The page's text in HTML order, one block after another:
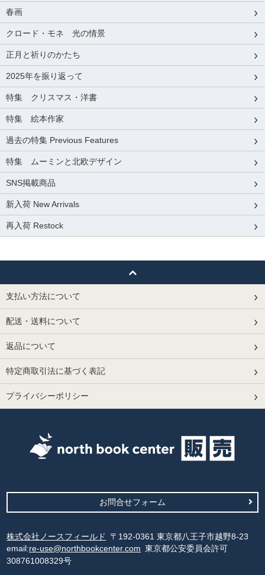
春画
クロード・モネ 光の情景
正月と祈りのかたち
2025年を振り返って
特集 クリスマス・洋書
特集 絵本作家
過去の特集 Previous Features
特集 ムーミンと北欧デザイン
SNS掲載商品
新入荷 New Arrivals
再入荷 Restock
支払い方法について
配送・送料について
返品について
特定商取引法に基づく表記
プライバシーポリシー
お問合せフォーム
株式会社ノースフィールド
〒192-0361 東京都八王子市越野8-23
email:re-use@northbookcenter.com 東京都公安委員会許可
308761008329号